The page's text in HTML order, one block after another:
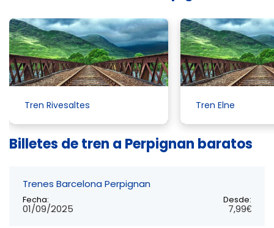
Tren Rivesaltes Tren Elne
Billetes de tren a Perpignan baratos
Trenes Barcelona Perpignan
Fecha:
01/09/2025
Desde:
7,99€